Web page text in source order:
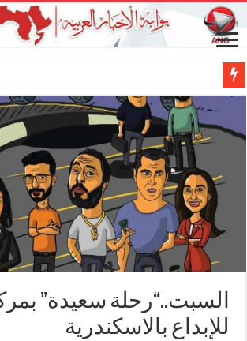
السبت..“رحلة سعيدة”
للإبداع بالاسكندرية